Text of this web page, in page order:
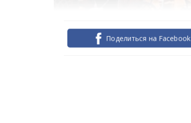
Поделиться на Facebook